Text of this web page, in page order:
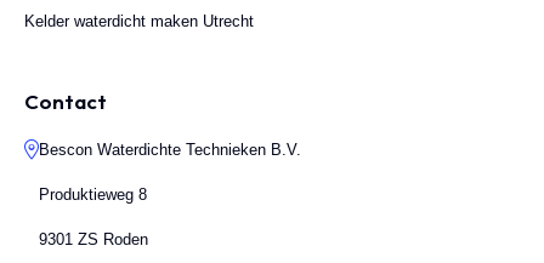
Kelder waterdicht maken Utrecht
Contact
Bescon Waterdichte Technieken B.V.
Produktieweg 8
9301 ZS Roden